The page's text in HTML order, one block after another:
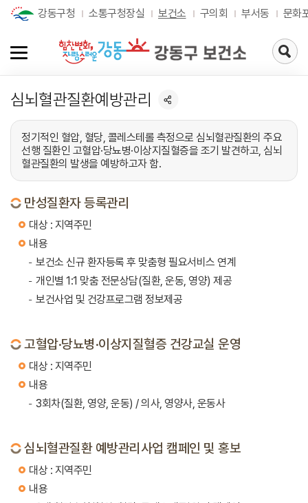
강동구청 소통구청장실 보건소 구의회 부서동 문화
검
색
가
기
심뇌혈관질환예방관리
정기적인 혈압, 혈당, 콜레스테롤 측정으로 심뇌혈관질환의 주요
선행 질환인 고혈압·당뇨병·이상지질혈증을 조기 발견하고, 심뇌
혈관질환의 발생을 예방하고자 함.
만성질환자 등록관리
대상 : 지역주민
내용
보건소 신규 환자등록 후 맞춤형 필요서비스 연계
개인별 1:1 맞춤 전문상담(질환, 운동, 영양) 제공
보건사업 및 건강프로그램 정보제공
고혈압·당뇨병·이상지질혈증 건강교실 운영
대상 : 지역주민
내용
3회차(질환, 영양, 운동) / 의사, 영양사, 운동사
심뇌혈관질환 예방관리사업 캠페인 및 홍보
대상 : 지역주민
내용